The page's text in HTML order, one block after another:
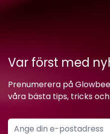
Var först med
Prenumerera på
våra bästa tips, tricks